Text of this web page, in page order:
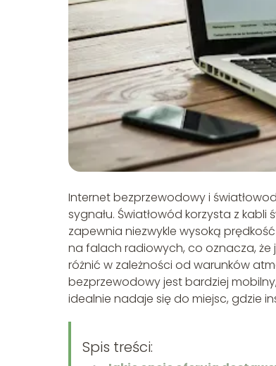
Internet bezprzewodowy i
sygnału. Światłowód korzysta z
zapewnia niezwykle wysoką
na falach radiowych, co oznacza, że
różnić w zależności od warunków
bezprzewodowy jest bardziej
idealnie nadaje się do miejsc, gdzie
Spis treści: